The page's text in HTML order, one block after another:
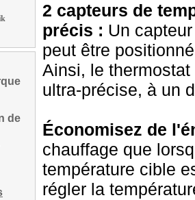
de
2 capteurs de
précis : Un
peut être
Ainsi, le
ultra-précise, à un
Économisez de
chauffage que
température cible
régler la